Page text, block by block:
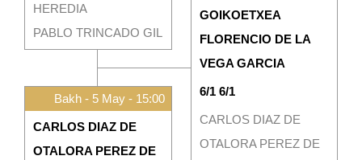
HEREDIA
PABLO TRINCADO GIL
GOIKOETXEA
FLORENCIO DE LA
VEGA GARCIA
6/1 6/1
CARLOS DIAZ DE
OTALORA PEREZ DE
Bakh - 5 May - 15:00
CARLOS DIAZ DE
OTALORA PEREZ DE